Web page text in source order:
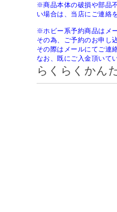
※商品本体の破損や部品
い場合は、当店にご連絡
※ホビー系予約商品はメ
その為、ご予約のお申し
その際はメールにてご連
なお、既にご入金頂いて
らくらくかん